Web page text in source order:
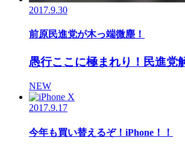
2017.9.30
前原民進党が木っ端微塵！
愚行ここに極まれり！民進党
NEW
2017.9.17
今年も買い替えるぞ！iPhone！！